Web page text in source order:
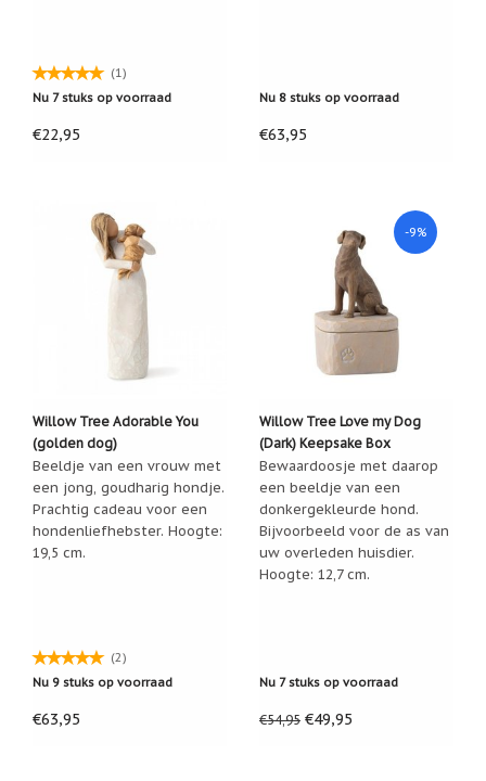
van
(1)
Nu 7 stuks op voorraad
€22,95
Nu 8 stuks op voorraad
€63,95
Willow Tree Adorable You
(golden dog)
Beeldje van een vrouw met
een jong, goudharig hondje.
Prachtig cadeau voor een
hondenliefhebster. Hoogte:
19,5 cm.
(2)
Nu 9 stuks op voorraad
€63,95
-9%
Willow Tree Love my Dog
(Dark) Keepsake Box
Bewaardoosje met daarop
een beeldje van een
donkergekleurde hond.
Bijvoorbeeld voor de as van
uw overleden huisdier.
Hoogte: 12,7 cm.
Nu 7 stuks op voorraad
€54,95 €49,95